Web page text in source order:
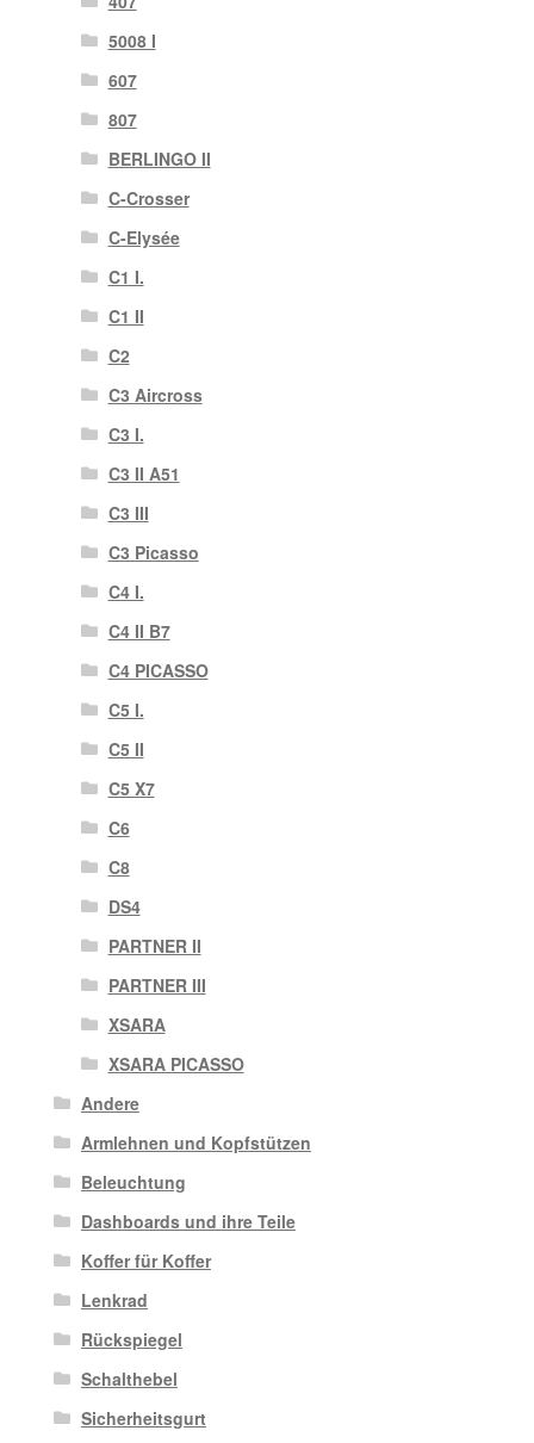
5008 I
607
807
BERLINGO II
C-Crosser
C-Elysée
C1 I.
C1 II
C2
C3 Aircross
C3 I.
C3 II A51
C3 III
C3 Picasso
C4 I.
C4 II B7
C4 PICASSO
C5 I.
C5 II
C5 X7
C6
C8
DS4
PARTNER II
PARTNER III
XSARA
XSARA PICASSO
Andere
Armlehnen und Kopfstützen
Beleuchtung
Dashboards und ihre Teile
Koffer für Koffer
Lenkrad
Rückspiegel
Schalthebel
Sicherheitsgurt